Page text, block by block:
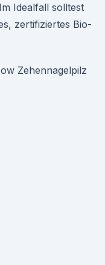
Idealfall solltest
zertifiziertes Bio-
Zehennagelpilz